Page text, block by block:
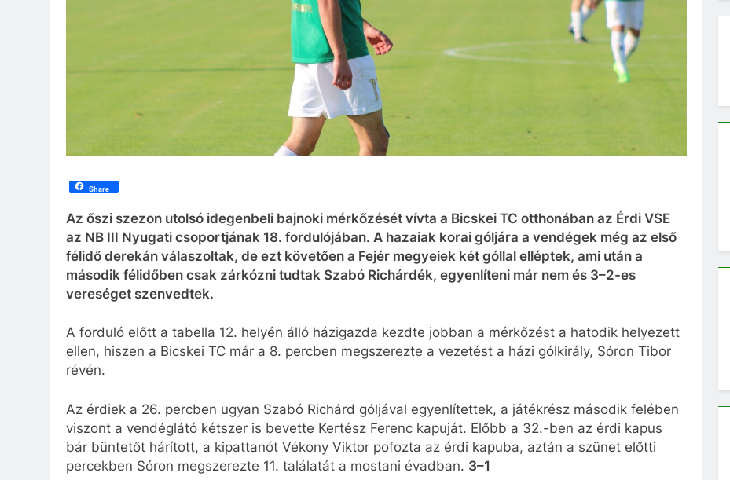
Share
Az őszi szezon utolsó idegenbeli bajnoki mérkőzését vívta a Bicskei TC otthonában az Érdi VSE
az NB III Nyugati csoportjának 18. fordulójában. A hazaiak korai góljára a vendégek még az első
félidő derekán válaszoltak, de ezt követően a Fejér megyeiek két góllal elléptek, ami után a
második félidőben csak zárkózni tudtak Szabó Richárdék, egyenlíteni már nem és 3–2-es
vereséget szenvedtek.
A forduló előtt a tabella 12. helyén álló házigazda kezdte jobban a mérkőzést a hatodik helyezett
ellen, hiszen a Bicskei TC már a 8. percben megszerezte a vezetést a házi gólkirály, Sóron Tibor
révén.
Az érdiek a 26. percben ugyan Szabó Richárd góljával egyenlítettek, a játékrész második felében
viszont a vendéglátó kétszer is bevette Kertész Ferenc kapuját. Előbb a 32.-ben az érdi kapus
bár büntetőt hárított, a kipattanót Vékony Viktor pofozta az érdi kapuba, aztán a szünet előtti
percekben Sóron megszerezte 11. találatát a mostani évadban. 3–1